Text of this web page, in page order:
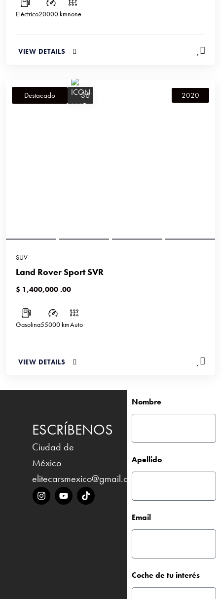
Eléctrico20000 kmnone
VIEW DETAILS
Destacado 36 2020
SUV
Land Rover Sport SVR
$ 1,400,000 .00
Gasolina55000 kmAuto
VIEW DETAILS
ESCRÍBENOS
Ciudad de
México
elitecarsmexico@gmail.com
Nombre
Apellido
Email
Coche de tu interés